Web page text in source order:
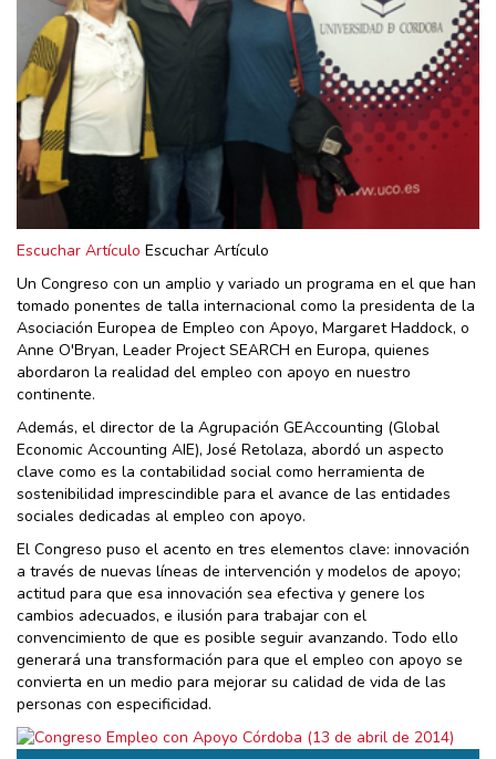
Escuchar Artículo Escuchar Artículo
Un Congreso con un amplio y variado un programa en el que han
tomado ponentes de talla internacional como la presidenta de la
Asociación Europea de Empleo con Apoyo, Margaret Haddock, o
Anne O'Bryan, Leader Project SEARCH en Europa, quienes
abordaron la realidad del empleo con apoyo en nuestro
continente.
Además, el director de la Agrupación GEAccounting (Global
Economic Accounting AIE), José Retolaza, abordó un aspecto
clave como es la contabilidad social como herramienta de
sostenibilidad imprescindible para el avance de las entidades
sociales dedicadas al empleo con apoyo.
El Congreso puso el acento en tres elementos clave: innovación
a través de nuevas líneas de intervención y modelos de apoyo;
actitud para que esa innovación sea efectiva y genere los
cambios adecuados, e ilusión para trabajar con el
convencimiento de que es posible seguir avanzando. Todo ello
generará una transformación para que el empleo con apoyo se
convierta en un medio para mejorar su calidad de vida de las
personas con especificidad.